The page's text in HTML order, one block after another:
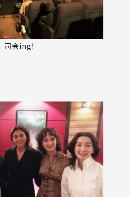
司会ing!